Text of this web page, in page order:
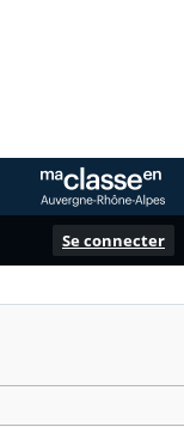
Se connecter